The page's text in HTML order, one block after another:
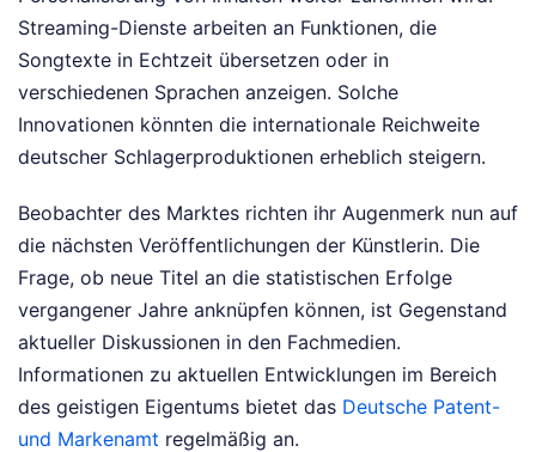
Streaming-Dienste arbeiten an Funktionen, die
Songtexte in Echtzeit übersetzen oder in
verschiedenen Sprachen anzeigen. Solche
Innovationen könnten die internationale Reichweite
deutscher Schlagerproduktionen erheblich steigern.
Beobachter des Marktes richten ihr Augenmerk nun auf
die nächsten Veröffentlichungen der Künstlerin. Die
Frage, ob neue Titel an die statistischen Erfolge
vergangener Jahre anknüpfen können, ist Gegenstand
aktueller Diskussionen in den Fachmedien.
Informationen zu aktuellen Entwicklungen im Bereich
des geistigen Eigentums bietet das Deutsche Patent-
und Markenamt regelmäßig an.